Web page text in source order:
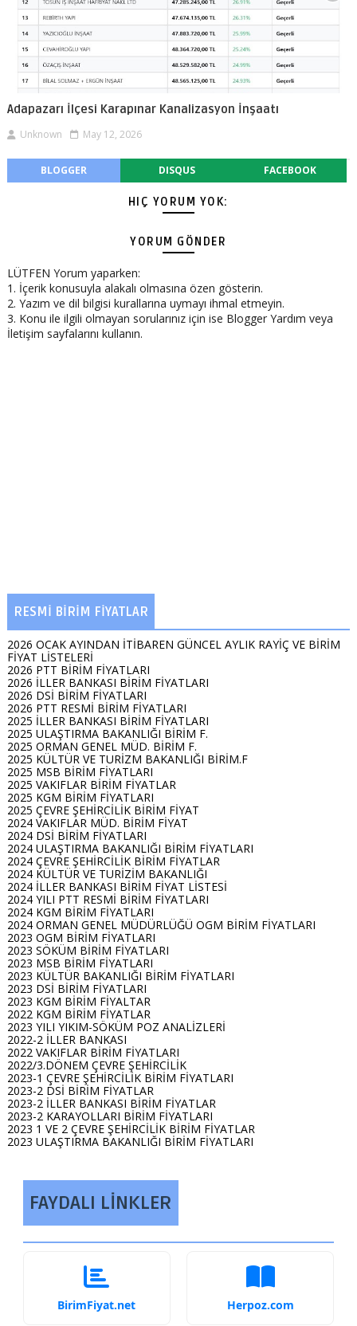
Adapazarı İlçesi Karapınar Kanalizasyon İnşaatı
Unknown May 12, 2026
BLOGGER DISQUS FACEBOOK
HIÇ YORUM YOK:
YORUM GÖNDER
LÜTFEN Yorum yaparken:
1. İçerik konusuyla alakalı olmasına özen gösterin.
2. Yazım ve dil bilgisi kurallarına uymayı ihmal etmeyin.
3. Konu ile ilgili olmayan sorularınız için ise Blogger Yardım veya
İletişim sayfalarını kullanın.
RESMİ BİRİM FİYATLAR
2026 OCAK AYINDAN İTİBAREN GÜNCEL AYLIK RAYİÇ VE BİRİM
FİYAT LİSTELERİ
2026 PTT BİRİM FİYATLARI
2026 İLLER BANKASI BİRİM FİYATLARI
2026 DSİ BİRİM FİYATLARI
2026 PTT RESMİ BİRİM FİYATLARI
2025 İLLER BANKASI BİRİM FİYATLARI
2025 ULAŞTIRMA BAKANLIĞI BİRİM F.
2025 ORMAN GENEL MÜD. BİRİM F.
2025 KÜLTÜR VE TURİZM BAKANLIĞI BİRİM.F
2025 MSB BİRİM FİYATLARI
2025 VAKIFLAR BİRİM FİYATLAR
2025 KGM BİRİM FİYATLARI
2025 ÇEVRE ŞEHİRCİLİK BİRİM FİYAT
2024 VAKIFLAR MÜD. BİRİM FİYAT
2024 DSİ BİRİM FİYATLARI
2024 ULAŞTIRMA BAKANLIĞI BİRİM FİYATLARI
2024 ÇEVRE ŞEHİRCİLİK BİRİM FİYATLAR
2024 KÜLTÜR VE TURİZİM BAKANLIĞI
2024 İLLER BANKASI BİRİM FİYAT LİSTESİ
2024 YILI PTT RESMİ BİRİM FİYATLARI
2024 KGM BİRİM FİYATLARI
2024 ORMAN GENEL MÜDÜRLÜĞÜ OGM BİRİM FİYATLARI
2023 OGM BİRİM FİYATLARI
2023 SÖKÜM BİRİM FİYATLARI
2023 MSB BİRİM FİYATLARI
2023 KÜLTÜR BAKANLIĞI BİRİM FİYATLARI
2023 DSİ BİRİM FİYATLARI
2023 KGM BİRİM FİYALTAR
2022 KGM BİRİM FİYATLAR
2023 YILI YIKIM-SÖKÜM POZ ANALİZLERİ
2022-2 İLLER BANKASI
2022 VAKIFLAR BİRİM FİYATLARI
2022/3.DÖNEM ÇEVRE ŞEHİRCİLİK
2023-1 ÇEVRE ŞEHİRCİLİK BİRİM FİYATLARI
2023-2 DSİ BİRİM FİYATLAR
2023-2 İLLER BANKASI BİRİM FİYATLAR
2023-2 KARAYOLLARI BİRİM FİYATLARI
2023 1 VE 2 ÇEVRE ŞEHİRCİLİK BİRİM FİYATLAR
2023 ULAŞTIRMA BAKANLIĞI BİRİM FİYATLARI
FAYDALI LİNKLER
BirimFiyat.net Herpoz.com